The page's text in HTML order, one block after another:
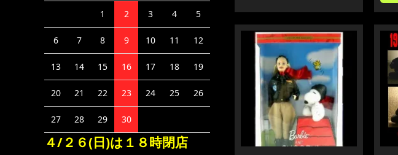
1 2 3 4 5
6 7 8 9 10 11 12
13 14 15 16 17 18 19
20 21 22 23 24 25 26
27 28 29 30
４/２６(日)は１８時閉店